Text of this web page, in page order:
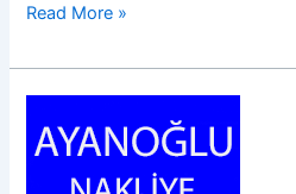
Gaziler
05323898807
Read More »